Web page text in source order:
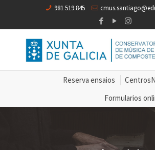
981 519 845
Reserva ensaios
Formularios